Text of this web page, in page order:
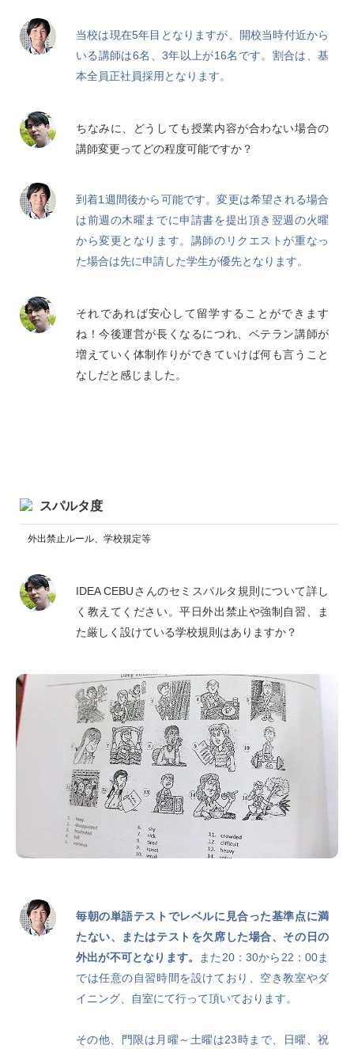
当校は現在5年目となりますが、開校当時付近から
いる講師は6名、3年以上が16名です。割合は、基
本全員正社員採用となります。
ちなみに、どうしても授業内容が合わない場合の
講師変更ってどの程度可能ですか？
到着1週間後から可能です。変更は希望される場合
は前週の木曜までに申請書を提出頂き翌週の火曜
から変更となります。講師のリクエストが重なっ
た場合は先に申請した学生が優先となります。
それであれば安心して留学することができます
ね！今後運営が長くなるにつれ、ベテラン講師が
増えていく体制作りができていけば何も言うこと
なしだと感じました。
スパルタ度
外出禁止ルール、学校規定等
IDEA CEBUさんのセミスパルタ規則について詳し
く教えてください。平日外出禁止や強制自習、ま
た厳しく設けている学校規則はありますか？
毎朝の単語テストでレベルに見合った基準点に満
たない、またはテストを欠席した場合、その日の
外出が不可となります。
また20：30から22：00ま
では任意の自習時間を設けており、空き教室やダ
イニング、自室にて行って頂いております。
その他、門限は月曜～土曜は23時まで、日曜、祝